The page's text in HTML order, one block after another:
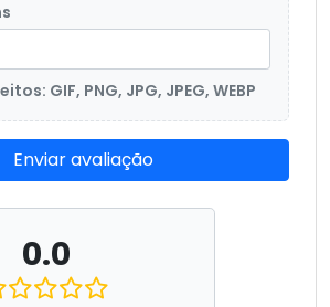
GIF, PNG, JPG, JPEG, WEBP
Enviar avaliação
0.0